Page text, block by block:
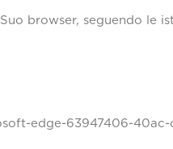
browser, seguendo le
edge-63947406-40ac-